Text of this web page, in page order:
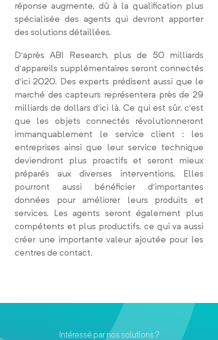
réponse augmente, dû à la qualification plus
spécialisée des agents qui devront apporter
des solutions détaillées.
D’après ABI Research, plus de 50 milliards
d’appareils supplémentaires seront connectés
d’ici 2020. Des experts prédisent aussi que le
marché des capteurs représentera près de 29
milliards de dollars d’ici là. Ce qui est sûr, c’est
que les objets connectés révolutionneront
immanquablement le service client : les
entreprises ainsi que leur service technique
deviendront plus proactifs et seront mieux
préparés aux diverses interventions. Elles
pourront aussi bénéficier d’importantes
données pour améliorer leurs produits et
services. Les agents seront également plus
compétents et plus productifs, ce qui va aussi
créer une importante valeur ajoutée pour les
centres de contact.
Intéressé par nos solutions ?